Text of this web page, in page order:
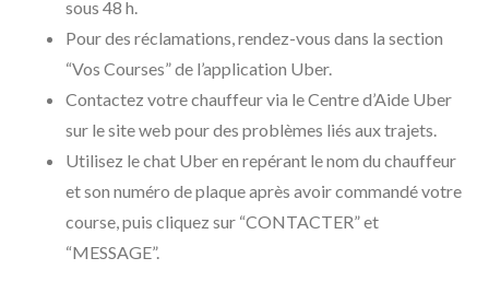
sous 48 h.
Pour des réclamations, rendez-vous dans la section
“Vos Courses” de l’application Uber.
Contactez votre chauffeur via le Centre d’Aide Uber
sur le site web pour des problèmes liés aux trajets.
Utilisez le chat Uber en repérant le nom du chauffeur
et son numéro de plaque après avoir commandé votre
course, puis cliquez sur “CONTACTER” et
“MESSAGE”.